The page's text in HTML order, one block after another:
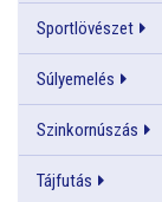
Sportlövészet
Súlyemelés
Szinkornúszás
Tájfutás